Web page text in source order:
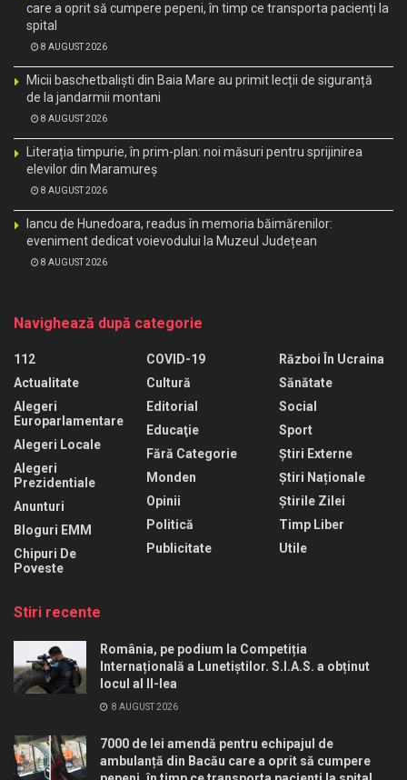
care a oprit să cumpere pepeni, în timp ce transporta pacienți la
spital
8 AUGUST 2026
Micii baschetbaliști din Baia Mare au primit lecții de siguranță
de la jandarmii montani
8 AUGUST 2026
Literația timpurie, în prim-plan: noi măsuri pentru sprijinirea
elevilor din Maramureș
8 AUGUST 2026
Iancu de Hunedoara, readus în memoria băimărenilor:
eveniment dedicat voievodului la Muzeul Județean
8 AUGUST 2026
Navighează după categorie
112
Actualitate
Alegeri
Europarlamentare
Alegeri Locale
Alegeri
Prezidentiale
Anunturi
Bloguri EMM
Chipuri De
Poveste
COVID-19
Cultură
Editorial
Educaţie
Fără Categorie
Monden
Opinii
Politică
Publicitate
Război În Ucraina
Sănătate
Social
Sport
Știri Externe
Știri Naționale
Știrile Zilei
Timp Liber
Utile
Stiri recente
România, pe podium la Competiția
Internațională a Lunetiștilor. S.I.A.S. a obținut
locul al II-lea
8 AUGUST 2026
7000 de lei amendă pentru echipajul de
ambulanță din Bacău care a oprit să cumpere